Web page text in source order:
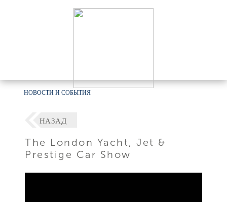
НОВОСТИ И СОБЫТИЯ
НАЗАД
The London Yacht, Jet &
Prestige Car Show